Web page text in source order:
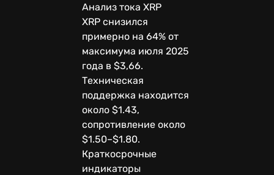
Анализ тока XRP
XRP снизился
примерно на 64% от
максимума июля 2025
года в $3,66.
Техническая
поддержка находится
около $1.43,
сопротивление около
$1.50–$1.80.
Краткосрочные
индикаторы